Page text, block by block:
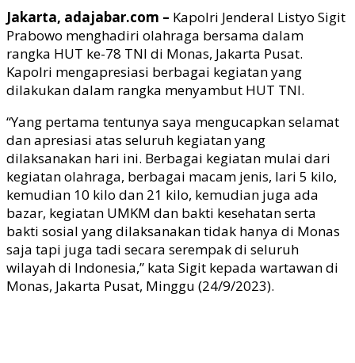
Jakarta, adajabar.com – Kapolri Jenderal Listyo Sigit
Prabowo menghadiri olahraga bersama dalam
rangka HUT ke-78 TNI di Monas, Jakarta Pusat.
Kapolri mengapresiasi berbagai kegiatan yang
dilakukan dalam rangka menyambut HUT TNI.
“Yang pertama tentunya saya mengucapkan selamat
dan apresiasi atas seluruh kegiatan yang
dilaksanakan hari ini. Berbagai kegiatan mulai dari
kegiatan olahraga, berbagai macam jenis, lari 5 kilo,
kemudian 10 kilo dan 21 kilo, kemudian juga ada
bazar, kegiatan UMKM dan bakti kesehatan serta
bakti sosial yang dilaksanakan tidak hanya di Monas
saja tapi juga tadi secara serempak di seluruh
wilayah di Indonesia,” kata Sigit kepada wartawan di
Monas, Jakarta Pusat, Minggu (24/9/2023).